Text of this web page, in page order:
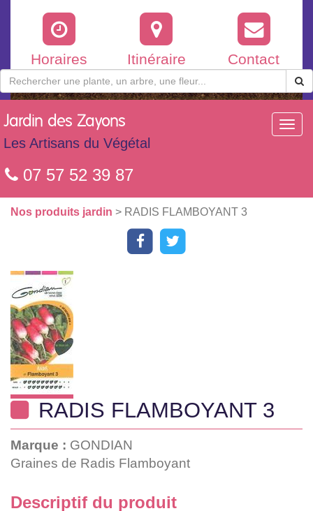
Horaires Itinéraire Contact
Jardin des Zayons
Les Artisans du Végétal
07 57 52 39 87
Nos produits jardin > RADIS FLAMBOYANT 3
RADIS FLAMBOYANT 3
Marque : GONDIAN
Graines de Radis Flamboyant
Descriptif du produit